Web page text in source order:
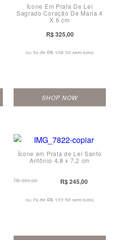
Ícone Em Prata De Lei
Sagrado Coração De Maria 4
X 6 cm
R$ 325,00
ou 3x de R$ 108,33 sem juros
SHOP NOW
Ícone em Prata de Lei Santo
Antônio 4,8 x 7,2 cm
R$ 350,00 R$ 245,00
ou 2x de R$ 122,50 sem juros